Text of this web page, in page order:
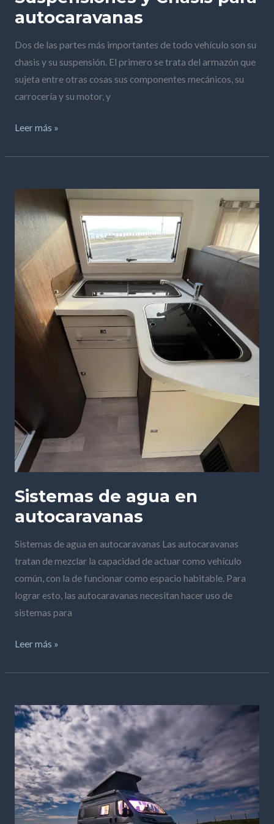
autocaravanas
Dos de las partes más importantes de todo vehículo son su
chasis y su suspensión. El primero se trata del armazón que
sujeta entre otras cosas sus componentes mecánicos, su
carrocería y su motor, y
Leer más »
Sistemas de agua en
autocaravanas
Sistemas de agua en autocaravanas Las autocaravanas
tratan de mezclar la capacidad de actuar como vehículo
común, con la de funcionar como espacio habitable. Para
lograr esto, las autocaravanas necesitan hacer uso de
sistemas para
de
agua
en
autocaravanas
Leer más »
Sistemas
de
Energía
en
Autocaravanas